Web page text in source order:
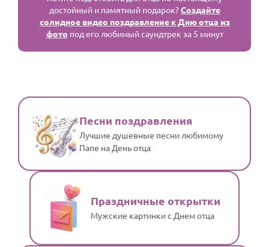
достойный и памятный подарок?Создайте
солидное видео поздравление к Дню отца из
фото под его любимый саундтрек за 5 минут
Песни поздравления
Лучшие душевные песни любимому
Папе на День отца
Праздничные открытки
Мужские картинки с Днем отца